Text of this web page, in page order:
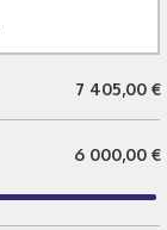
7 405,00 €
6 000,00 €